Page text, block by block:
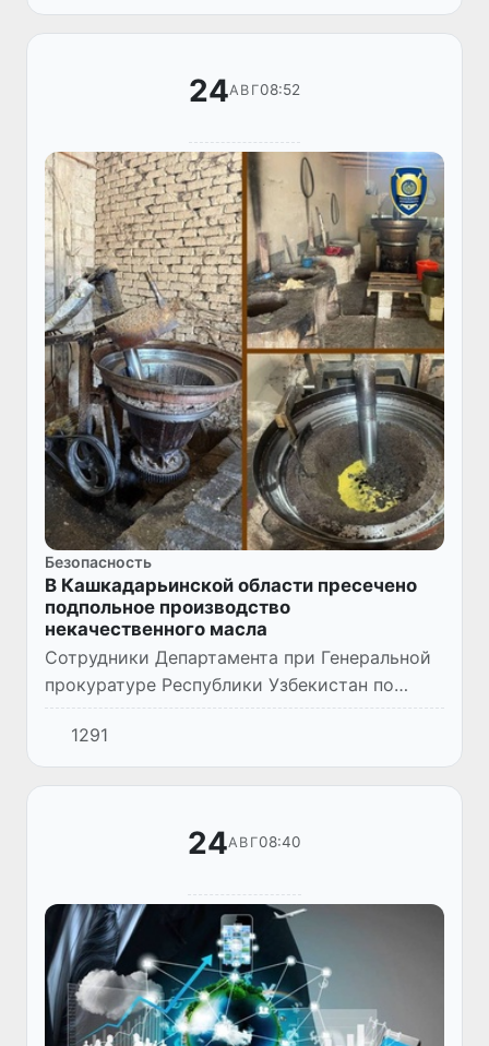
24АВГ08:52
Безопасность
В Кашкадарьинской области пресечено
подпольное производство
некачественного масла
Сотрудники Департамента при Генеральной
прокуратуре Республики Узбекистан по
Шахрисабзскому и Китабскому районам
Кашкадарьинской области совместно с
работниками ОВД провели операти...
1291
24АВГ08:40